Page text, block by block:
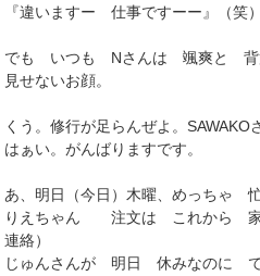
『違いますー 仕事ですーー』（笑）
でも いつも Nさんは 颯爽と 背
見せないお顔。
くう。修行が足らんぜよ。SAWAKO
はぁい。がんばりますです。
あ、明日（今日）木曜、めっちゃ 忙
りえちゃん 注文は これから 家
連絡）
じゅんさんが 明日 休みなのに